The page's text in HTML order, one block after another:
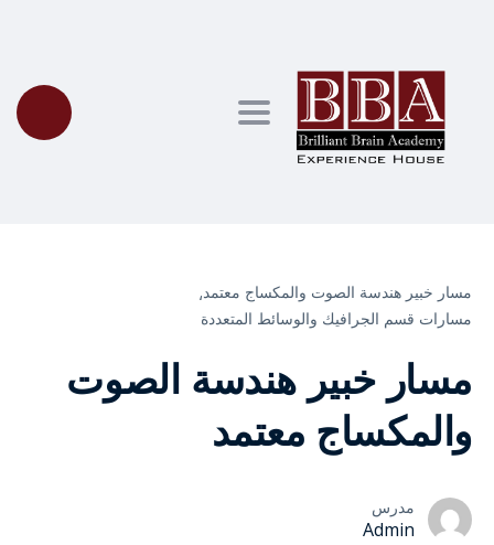
Toggle navigation
مسار خبير هندسة الصوت والمكساج معتمد⸲
مسارات قسم الجرافيك والوسائط المتعددة
مسار خبير هندسة الصوت
والمكساج معتمد
مدرس
Admin